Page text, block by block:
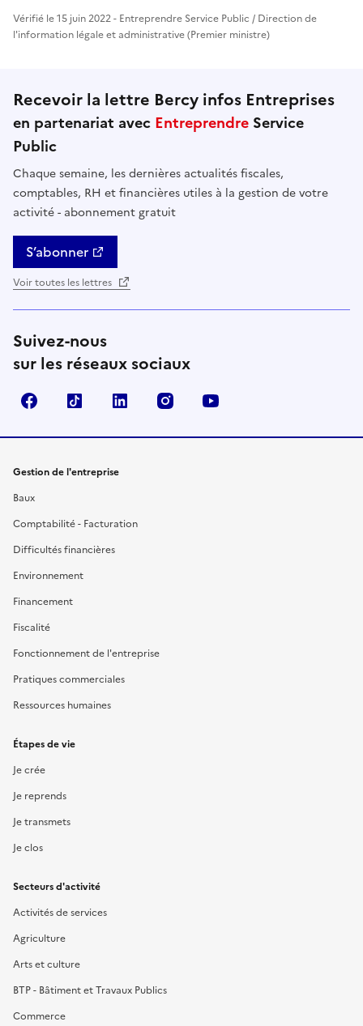
Vérifié le 15 juin 2022 - Entreprendre Service Public / Direction de
l'information légale et administrative (Premier ministre)
Recevoir la lettre Bercy infos Entreprises
en partenariat avec Entreprendre Service
Public
Chaque semaine, les dernières actualités fiscales,
comptables, RH et financières utiles à la gestion de votre
activité - abonnement gratuit
S’abonner
Voir toutes les lettres
Suivez-nous
sur les réseaux sociaux
FacebookTikTok Linkedin Instagram
Gestion de l'entreprise
Baux
Comptabilité - Facturation
Difficultés financières
Environnement
Financement
Fiscalité
Fonctionnement de l'entreprise
Pratiques commerciales
Ressources humaines
Étapes de vie
Je crée
Je reprends
Je transmets
Je clos
Secteurs d'activité
Activités de services
Agriculture
Arts et culture
BTP - Bâtiment et Travaux Publics
Commerce